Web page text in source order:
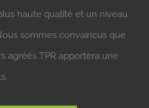
haute qualité et un niveau
sommes convaincus que
agréés TPR apportera une